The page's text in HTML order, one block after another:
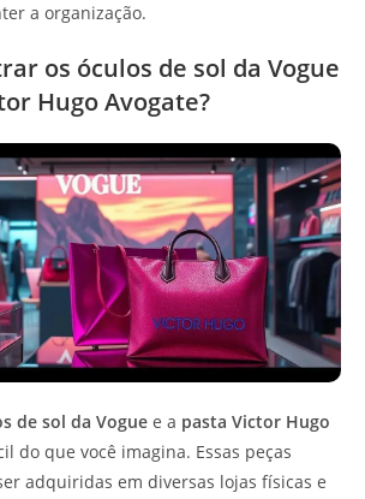
a organização.
os óculos de sol da Vogue
Hugo Avogate?
de sol da Vogue e a pasta Victor Hugo
do que você imagina. Essas peças
adquiridas em diversas lojas físicas e